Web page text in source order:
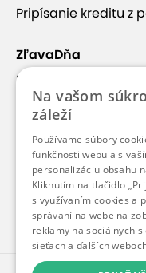
Cessna 172
lietadlaako na
uvidíte
tatranské obce a
nezažili. Vďaka
sadotknete takmer
uvidíte krásy
Kontakt
Pripísanie kreditu z
ZľavaDňa
Náš príbeh
Kontakt
Kariéra
Blog
Pre médiá
Pre partnerov
Na vašom
záleží
Používame súbory
funkčnosti webu a s
personalizáciu obsahu
Kliknutím na tlačidlo
s využívaním cookies a
správaní na webe na
reklamy na sociálnych
sieťach a ďalších